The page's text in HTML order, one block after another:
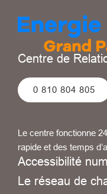
Centre de
0 810 804 805
Le centre fonctionne
rapide et des temps
Accessibilité
Le réseau de